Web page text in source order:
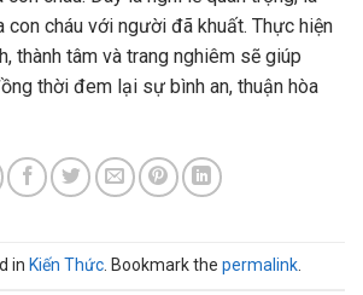
cháu với người đã khuất. Thực hiện
thành tâm và trang nghiêm sẽ giúp
thời đem lại sự bình an, thuận hòa
in Kiến Thức. Bookmark the permalink.